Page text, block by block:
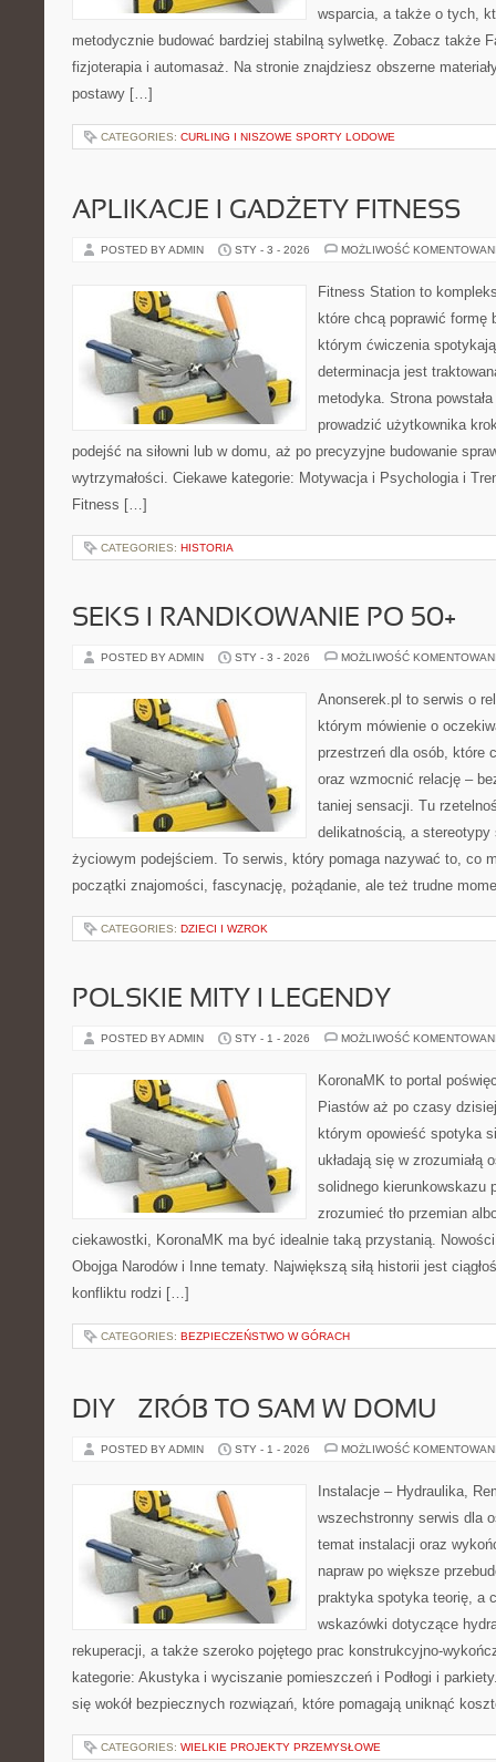
wsparcia, a także o tych,
metodycznie budować bardziej stabilną sylwetkę. Zobacz także
fizjoterapia i automasaż. Na stronie znajdziesz obszerne
postawy […]
CATEGORIES: CURLING I NISZOWE SPORTY LODOWE
APLIKACJE I GADŻETY FITNESS
POSTED BY ADMIN STY - 3 - 2026 MOŻLIWOŚĆ
Fitness Station to
które chcą poprawić formę
którym ćwiczenia
determinacja jest
metodyka. Strona
prowadzić użytkownika
podejść na siłowni lub w domu, aż po precyzyjne budowanie
wytrzymałości. Ciekawe kategorie: Motywacja i Psychologia i
Fitness […]
CATEGORIES: HISTORIA
SEKS I RANDKOWANIE PO 50+
POSTED BY ADMIN STY - 3 - 2026 MOŻLIWOŚĆ
Anonserek.pl to serwis o
którym mówienie o
przestrzeń dla osób, które
oraz wzmocnić relację –
taniej sensacji. Tu
delikatnością, a
życiowym podejściem. To serwis, który pomaga nazywać to, co
początki znajomości, fascynację, pożądanie, ale też trudne
CATEGORIES: DZIECI I WZROK
POLSKIE MITY I LEGENDY
POSTED BY ADMIN STY - 1 - 2026 MOŻLIWOŚĆ
KoronaMK to portal
Piastów aż po czasy
którym opowieść spotyka
układają się w
solidnego kierunkowskazu
zrozumieć tło przemian
ciekawostki, KoronaMK ma być idealnie taką przystanią.
Obojga Narodów i Inne tematy. Największą siłą historii jest
konfliktu rodzi […]
CATEGORIES: BEZPIECZEŃSTWO W GÓRACH
DIY – ZRÓB TO SAM W DOMU
POSTED BY ADMIN STY - 1 - 2026 MOŻLIWOŚĆ
Instalacje – Hydraulika,
wszechstronny serwis dla
temat instalacji oraz
napraw po większe
praktyka spotyka teorię, a
wskazówki dotyczące
rekuperacji, a także szeroko pojętego prac konstrukcyjno-
kategorie: Akustyka i wyciszanie pomieszczeń i Podłogi i
się wokół bezpiecznych rozwiązań, które pomagają uniknąć
CATEGORIES: WIELKIE PROJEKTY PRZEMYSŁOWE